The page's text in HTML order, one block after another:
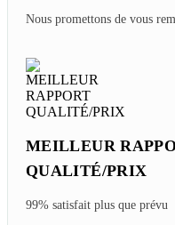
Nous promettons de vous
MEILLEUR
QUALITÉ/PRIX
99% satisfait plus que prévu